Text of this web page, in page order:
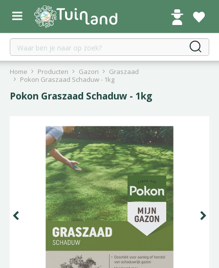
r
Home Producten Gazon
Graszaad
Pokon Graszaad Schaduw - 1kg
Pokon Graszaad Schaduw - 1kg